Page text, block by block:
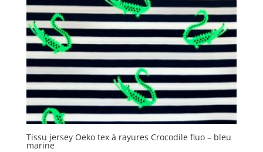
Tissu jersey Oeko tex à rayures Crocodile fluo – bleu
marine